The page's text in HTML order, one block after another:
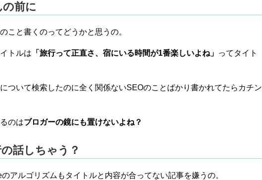
前に
こと書くのってどうかと思うの。
トルは 「旅行って正直さ、宿にいる時間が1番楽しいよね」 ってタイト
ついて検索したのに全く関係ないSEOのことばかり書かれてたらカチン
のはブロガーの鏡にも置けないよね？
話しちゃう？
アルゴリズムもタイトルと内容が合ってない記事を嫌うの。